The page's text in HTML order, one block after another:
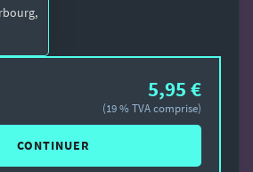
5,95 €
(19 % TVA comprise)
CONTINUER